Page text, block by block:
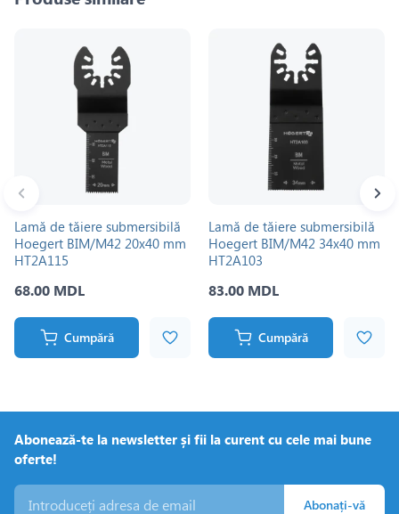
Lamă de tăiere submersibilă
Hoegert BIM/M42 20х40 mm
HT2A115
68.00 MDL
Cumpără
Lamă de tăiere submersibilă
Hoegert BIM/M42 34х40 mm
HT2A103
83.00 MDL
Cumpără
Abonează-te la newsletter și fii la curent cu cele mai bune
oferte!
Abonați-vă